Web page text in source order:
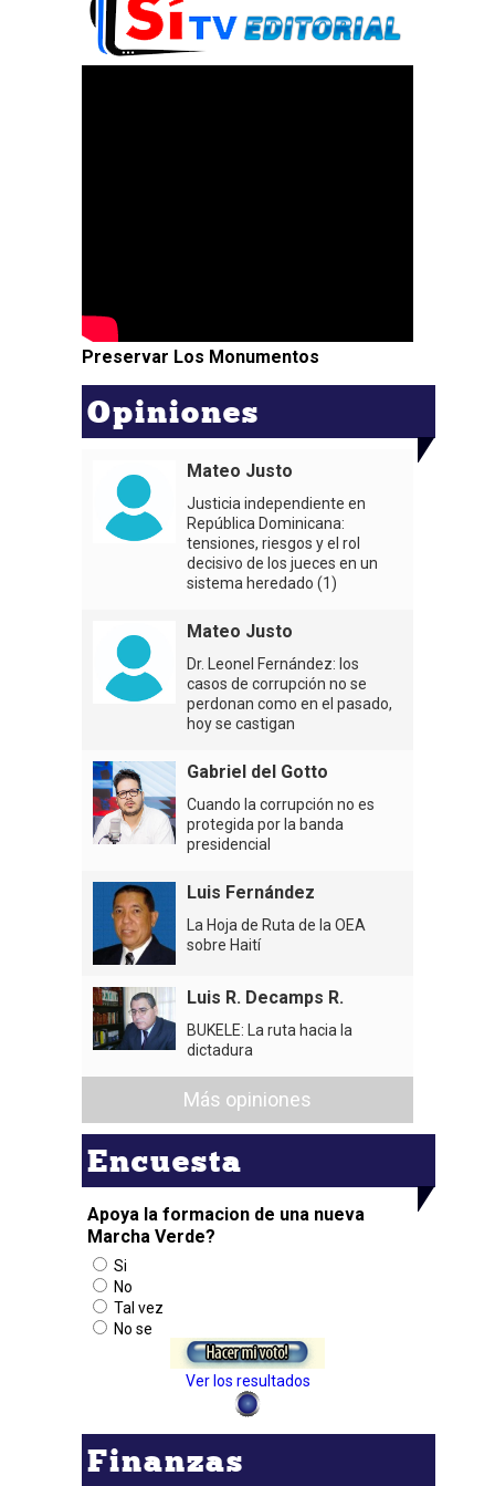
Preservar Los Monumentos
Opiniones
Mateo Justo
Justicia independiente en
República Dominicana:
tensiones, riesgos y el rol
decisivo de los jueces en un
sistema heredado (1)
Mateo Justo
Dr. Leonel Fernández: los
casos de corrupción no se
perdonan como en el pasado,
hoy se castigan
Gabriel del Gotto
Cuando la corrupción no es
protegida por la banda
presidencial
Luis Fernández
La Hoja de Ruta de la OEA
sobre Haití
Luis R. Decamps R.
BUKELE: La ruta hacia la
dictadura
Más opiniones
Encuesta
Apoya la formacion de una nueva
Marcha Verde?
Si
No
Tal vez
No se
Ver los resultados
Finanzas